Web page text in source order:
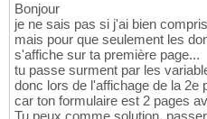
Bonjour
je ne sais pas si j'ai bien compris
mais pour que seulement les
s'affiche sur ta première page...
tu passe surment par les
donc lors de l'affichage de la 2e
car ton formulaire est 2 pages